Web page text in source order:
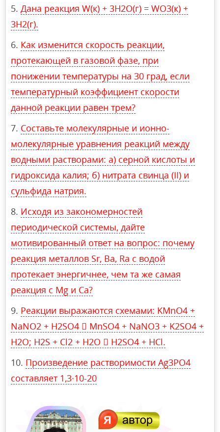
Дана реакция W(к) + 3H2O(г) = WO3(к) +
3H2(г).
Как изменится скорость реакции,
протекающей в газовой фазе, при
понижении температуры на 30 град, если
температурный коэффициент скорости
данной реакции равен трем?
Составьте молекулярные и ионно-
молекулярные уравнения реакций между
водными растворами: а) серной кислоты и
гидроксида калия; б) нитрата свинца (II) и
сульфида натрия.
Исходя из закономерностей
периодической системы, дайте
мотивированный ответ на вопрос: почему
реакция металлов Sr, Ba, Ra с водой
протекает энергичнее, чем та же самая
реакция с Mg и Ca?
Реакции выражаются схемами: KMnO4 +
NaNO2 + H2SO4  MnSO4 + NaNO3 + K2SO4 +
H2O; H2S + Cl2 + H2O  H2SO4 + HCl.
Произведение растворимости Ag3PO4
составляет 1,3∙10-20